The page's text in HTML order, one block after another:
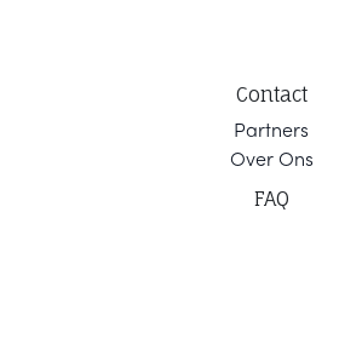
Contact
Partners
Over Ons
FAQ